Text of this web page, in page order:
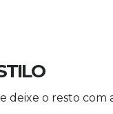
o resto com